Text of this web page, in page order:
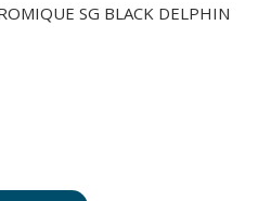
SG BLACK DELPHIN